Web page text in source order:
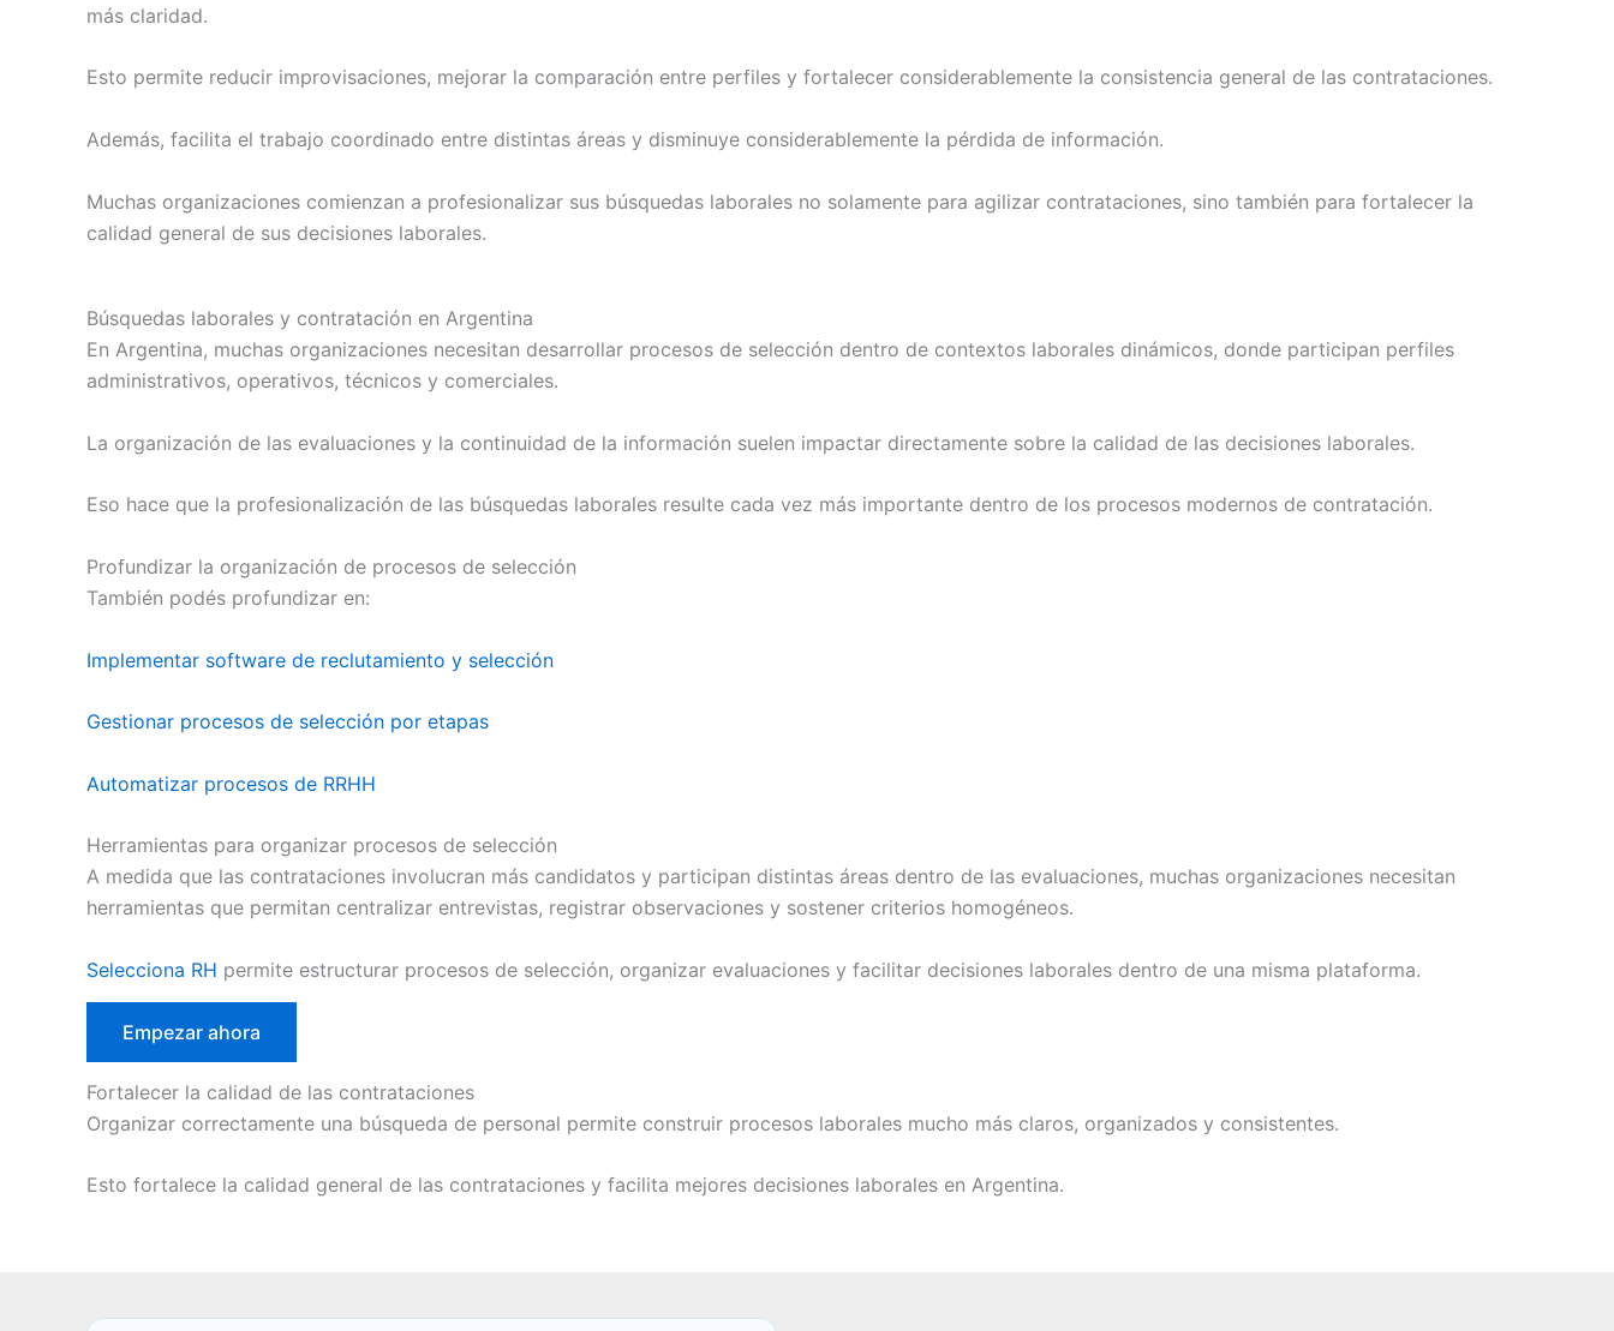
más claridad.
Esto permite reducir improvisaciones, mejorar la comparación entre perfiles y fortalecer considerablemente la consistencia general de las contrataciones.
Además, facilita el trabajo coordinado entre distintas áreas y disminuye considerablemente la pérdida de información.
Muchas organizaciones comienzan a profesionalizar sus búsquedas laborales no solamente para agilizar contrataciones, sino también para fortalecer la
calidad general de sus decisiones laborales.
Búsquedas laborales y contratación en Argentina
En Argentina, muchas organizaciones necesitan desarrollar procesos de selección dentro de contextos laborales dinámicos, donde participan perfiles
administrativos, operativos, técnicos y comerciales.
La organización de las evaluaciones y la continuidad de la información suelen impactar directamente sobre la calidad de las decisiones laborales.
Eso hace que la profesionalización de las búsquedas laborales resulte cada vez más importante dentro de los procesos modernos de contratación.
Profundizar la organización de procesos de selección
También podés profundizar en:
Implementar software de reclutamiento y selección
Gestionar procesos de selección por etapas
Automatizar procesos de RRHH
Herramientas para organizar procesos de selección
A medida que las contrataciones involucran más candidatos y participan distintas áreas dentro de las evaluaciones, muchas organizaciones necesitan
herramientas que permitan centralizar entrevistas, registrar observaciones y sostener criterios homogéneos.
Selecciona RH permite estructurar procesos de selección, organizar evaluaciones y facilitar decisiones laborales dentro de una misma plataforma.
Empezar ahora
Fortalecer la calidad de las contrataciones
Organizar correctamente una búsqueda de personal permite construir procesos laborales mucho más claros, organizados y consistentes.
Esto fortalece la calidad general de las contrataciones y facilita mejores decisiones laborales en Argentina.